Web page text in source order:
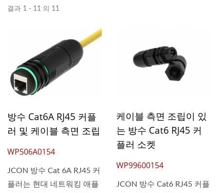
결과 1 - 11 의 11
방수 Cat6A RJ45 커플
러 및 케이블 측면 조립
WP506A0154
JCON 방수 Cat 6A RJ45 커
플러는 현대 네트워킹 애플
케이블 측면 조립이 있
는 방수 Cat6 RJ45 커
플러 소켓
WP99600154
JCON 방수 Cat6 RJ45 커플